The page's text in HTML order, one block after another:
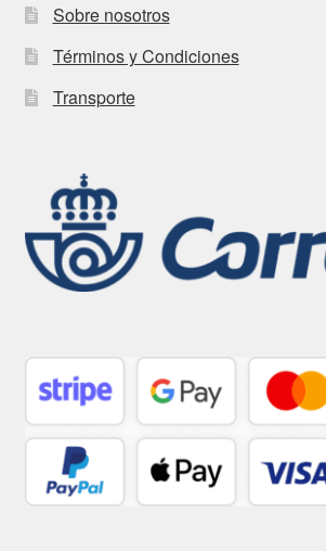
Sobre nosotros
Términos y Condiciones
Transporte